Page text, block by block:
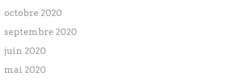
octobre 2020
septembre 2020
juin 2020
mai 2020